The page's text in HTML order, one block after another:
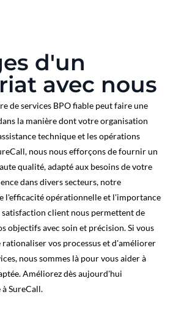
d'un
avec nous
de services BPO fiable peut faire une
la manière dont votre organisation
technique et les opérations
nous nous efforçons de fournir un
qualité, adapté aux besoins de votre
dans divers secteurs, notre
l'efficacité opérationnelle et l'importance
satisfaction client nous permettent de
objectifs avec soin et précision. Si vous
rationaliser vos processus et d'améliorer
nous sommes là pour vous aider à
Améliorez dès aujourd'hui
SureCall.